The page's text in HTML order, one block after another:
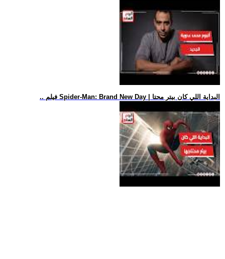
.. فيلم Spider-Man: Brand New Day | البداية اللي كان بيتر محتا